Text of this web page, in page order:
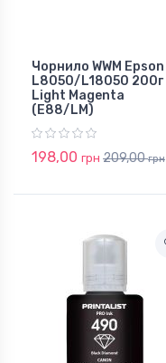
Чорнило WWM Epson
L8050/L18050 200г
Light Magenta
(E88/LM)
198,00 грн 209,00грн